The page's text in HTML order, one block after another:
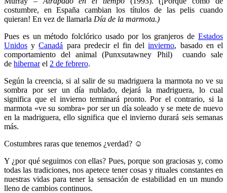
costumbre, en España cambian los títulos de las pelis cuando
quieran! En vez de llamarla Día de la marmota.)
Pues es un método folclórico usado por los granjeros de Estados
Unidos yCanadá para predecir el fin delinvierno, basado en el
comportamiento del animal (Punxsutawney Phil) cuando sale
de hibernarel 2 de febrero.
Según la creencia, si al salir de su madriguera la marmota no ve su
sombra por ser un día nublado, dejará la madriguera, lo cual
significa que el invierno terminará pronto. Por el contrario, si la
marmota «ve su sombra» por ser un día soleado y se mete de nuevo
en la madriguera, ello significa que el invierno durará seis semanas
más.
Costumbres raras que tenemos ¿verdad? ☺
Y ¿por qué seguimos con ellas? Pues, porque son graciosas y, como
todas las tradiciones, nos apetece tener cosas y rituales constantes en
nuestras vidas para tener la sensación de estabilidad en un mundo
lleno de cambios continuos.